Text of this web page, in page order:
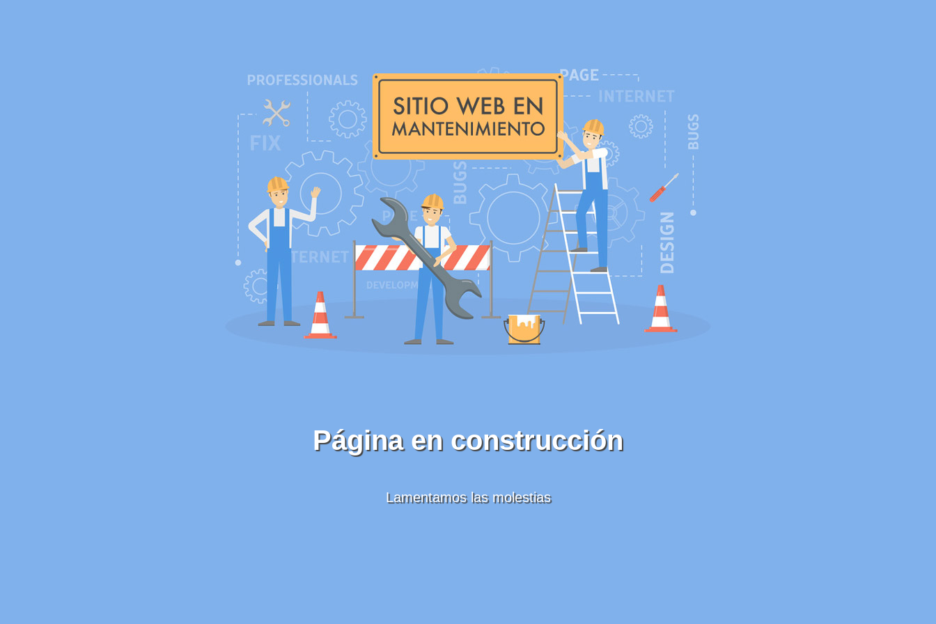
Página en construcción
Lamentamos las molestias